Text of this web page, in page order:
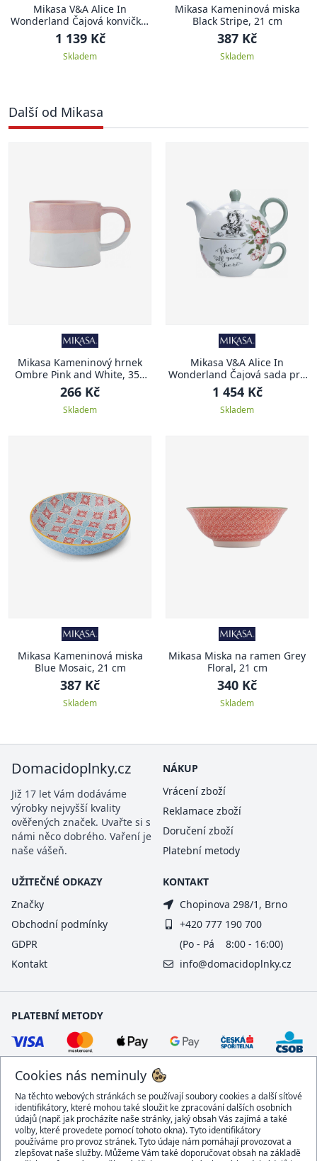
Mikasa V&A Alice In
Wonderland Čajová konvička,
400 ml
1 139 Kč
Skladem
Mikasa Kameninová miska
Black Stripe, 21 cm
387 Kč
Skladem
Další od Mikasa
Mikasa Kameninový hrnek
Ombre Pink and White, 350
ml
266 Kč
Skladem
Mikasa V&A Alice In
Wonderland Čajová sada pro
jednoho, 420 ml
1 454 Kč
Skladem
Mikasa Kameninová miska
Blue Mosaic, 21 cm
387 Kč
Skladem
Mikasa Miska na ramen Grey
Floral, 21 cm
340 Kč
Skladem
Cookies nás neminuly
Na těchto webových stránkách se používají soubory cookies a další síťové
identifikátory, které mohou také sloužit ke zpracování dalších osobních
údajů (např. jak procházíte naše stránky, jaký obsah Vás zajímá a také
volby, které provedete pomocí tohoto okna). Tyto identifikátory
používáme pro provoz stránek. Tyto údaje nám pomáhají provozovat a
zlepšovat naše služby. Můžeme Vám také doporučovat obsah na základě
Domacidoplnky.cz
Již 17 let Vám dodáváme
výrobky nejvyšší kvality
ověřených značek. Uvařte si s
námi něco dobrého. Vaření je
naše vášeň.
NÁKUP
Vrácení zboží
Reklamace zboží
Doručení zboží
Platební metody
UŽITEČNÉ ODKAZY
Značky
Obchodní podmínky
GDPR
Kontakt
KONTAKT
Chopinova 298/1, Brno
+420 777 190 700
(Po - Pá 8:00 - 16:00)
info@domacidoplnky.cz
PLATEBNÍ METODY
DOPRAVCI